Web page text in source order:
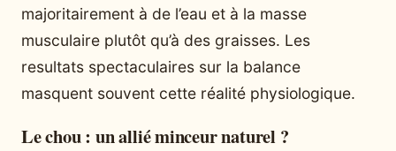
majoritairement à de l’eau et à la masse
musculaire plutôt qu’à des graisses. Les
resultats spectaculaires sur la balance
masquent souvent cette réalité physiologique.
Le chou : un allié minceur naturel ?